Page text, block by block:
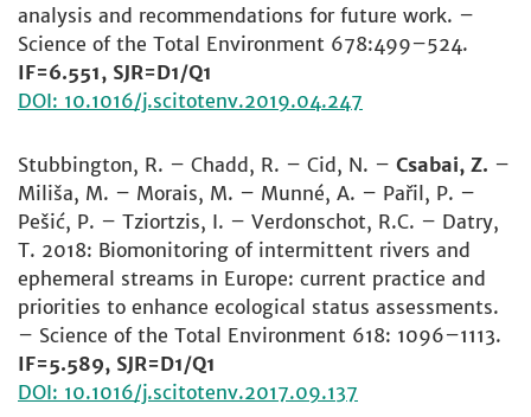
analysis and recommendations for future work. –
Science of the Total Environment 678:499–524.
IF=6.551, SJR=D1/Q1
DOI: 10.1016/j.scitotenv.2019.04.247
Stubbington, R. – Chadd, R. – Cid, N. – Csabai, Z. –
Miliša, M. – Morais, M. – Munné, A. – Pařil, P. –
Pešić, P. – Tziortzis, I. – Verdonschot, R.C. – Datry,
T. 2018: Biomonitoring of intermittent rivers and
ephemeral streams in Europe: current practice and
priorities to enhance ecological status assessments.
– Science of the Total Environment 618: 1096–1113.
IF=5.589, SJR=D1/Q1
DOI: 10.1016/j.scitotenv.2017.09.137